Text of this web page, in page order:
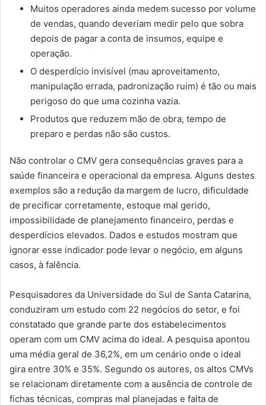
Muitos operadores ainda medem sucesso por volume
de vendas, quando deveriam medir pelo que sobra
depois de pagar a conta de insumos, equipe e
operação.
O desperdício invisível (mau aproveitamento,
manipulação errada, padronização ruim) é tão ou mais
perigoso do que uma cozinha vazia.
Produtos que reduzem mão de obra, tempo de
preparo e perdas não são custos.
Não controlar o CMV gera consequências graves para a
saúde financeira e operacional da empresa. Alguns destes
exemplos são a redução da margem de lucro, dificuldade
de precificar corretamente, estoque mal gerido,
impossibilidade de planejamento financeiro, perdas e
desperdícios elevados. Dados e estudos mostram que
ignorar esse indicador pode levar o negócio, em alguns
casos, à falência.
Pesquisadores da Universidade do Sul de Santa Catarina,
conduziram um estudo com 22 negócios do setor, e foi
constatado que grande parte dos estabelecimentos
operam com um CMV acima do ideal. A pesquisa apontou
uma média geral de 36,2%, em um cenário onde o ideal
gira entre 30% e 35%. Segundo os autores, os altos CMVs
se relacionam diretamente com a ausência de controle de
fichas técnicas, compras mal planejadas e falta de